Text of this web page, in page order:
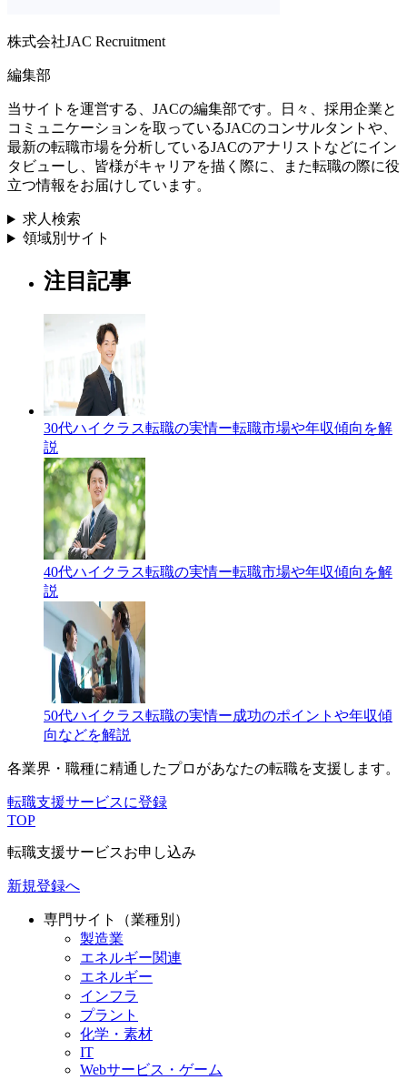
株式会社JAC Recruitment
編集部
当サイトを運営する、JACの編集部です。日々、採用企業と
コミュニケーションを取っているJACのコンサルタントや、
最新の転職市場を分析しているJACのアナリストなどにイン
タビューし、皆様がキャリアを描く際に、また転職の際に役
立つ情報をお届けしています。
求人検索
領域別サイト
注目記事
30代ハイクラス転職の実情ー転職市場や年収傾向を解
説
40代ハイクラス転職の実情ー転職市場や年収傾向を解
説
50代ハイクラス転職の実情ー成功のポイントや年収傾
向などを解説
各業界・職種に精通したプロがあなたの転職を支援します。
転職支援サービスに登録
TOP
転職支援サービスお申し込み
新規登録へ
専門サイト（業種別）
製造業
エネルギー関連
エネルギー
インフラ
プラント
化学・素材
IT
Webサービス・ゲーム